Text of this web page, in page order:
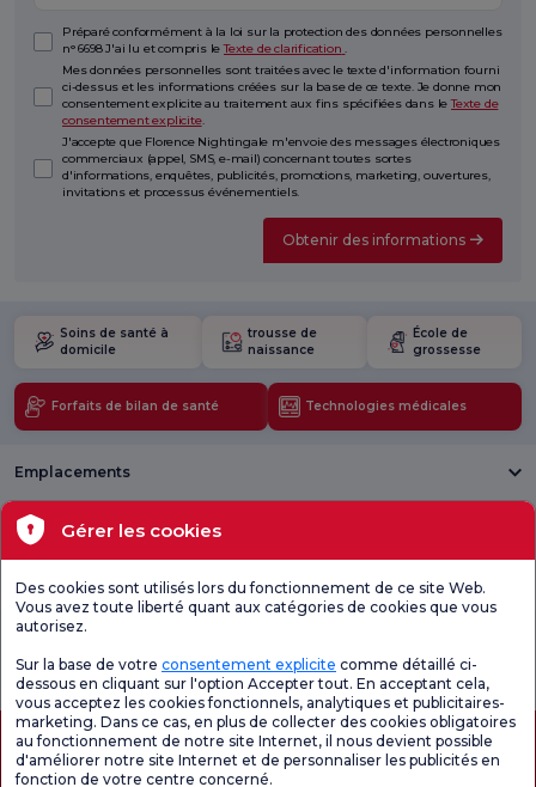
Préparé conformément à la loi sur la protection des données personnelles
n° 6698 J'ai lu et compris leTexte de clarification .
Mes données personnelles sont traitées avec le texte d'information fourni
ci-dessus et les informations créées sur la base de ce texte. Je donne mon
consentement explicite au traitement aux fins spécifiées dans leTexte de
consentement explicite.
J'accepte que Florence Nightingale m'envoie des messages électroniques
commerciaux (appel, SMS, e-mail) concernant toutes sortes
d'informations, enquêtes, publicités, promotions, marketing, ouvertures,
invitations et processus événementiels.
Obtenir des informations
Soins de santé à
domicile
trousse de
naissance
École de
grossesse
Forfaits de bilan de santé Technologies médicales
Emplacements
Santé actuelle
Unités médicales
générale de
satisfaction
questionnaire de
satisfaction.
satisfaction sur
les promotions
Gérer les cookies
Des cookies sont utilisés lors du fonctionnement de ce site Web.
Vous avez toute liberté quant aux catégories de cookies que vous
autorisez.
Sur la base de votre consentement explicite comme détaillé ci-
dessous en cliquant sur l'option Accepter tout. En acceptant cela,
vous acceptez les cookies fonctionnels, analytiques et publicitaires-
marketing. Dans ce cas, en plus de collecter des cookies obligatoires
au fonctionnement de notre site Internet, il nous devient possible
d'améliorer notre site Internet et de personnaliser les publicités en
fonction de votre centre concerné.